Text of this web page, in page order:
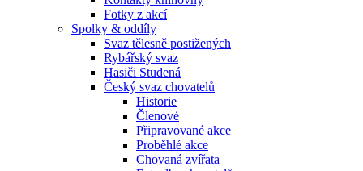
Fotky z akcí
Spolky & oddíly
Svaz tělesně postižených
Rybářský svaz
Hasiči Studená
Český svaz chovatelů
Historie
Členové
Připravované akce
Proběhlé akce
Chovaná zvířata